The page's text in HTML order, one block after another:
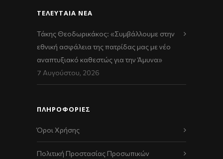
ΤΕΛΕΥΤΑΊΑ ΝΈΑ
Τάκης Θεοδωρικάκος: «Συμβάλλουμε στην
εθνική ασφάλεια της πατρίδας μας με νέο
αναπτυξιακό καθεστώς για την Άμυνα»
7 Αυγούστου, 2026
ΠΛΗΡΟΦΟΡΙΕΣ
Όροι Χρήσης
Πολιτική Προστασίας Προσωπικών